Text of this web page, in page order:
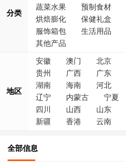
分类
蔬菜水果
预制食材
烘焙膨化
保健礼盒
服饰箱包
生活用品
其他产品
地区
安徽 澳门 北京
贵州
广西 广东
湖南
海南 河北
辽宁
内蒙古 宁夏
四川
山西 山东
新疆
香港 云南
全部信息